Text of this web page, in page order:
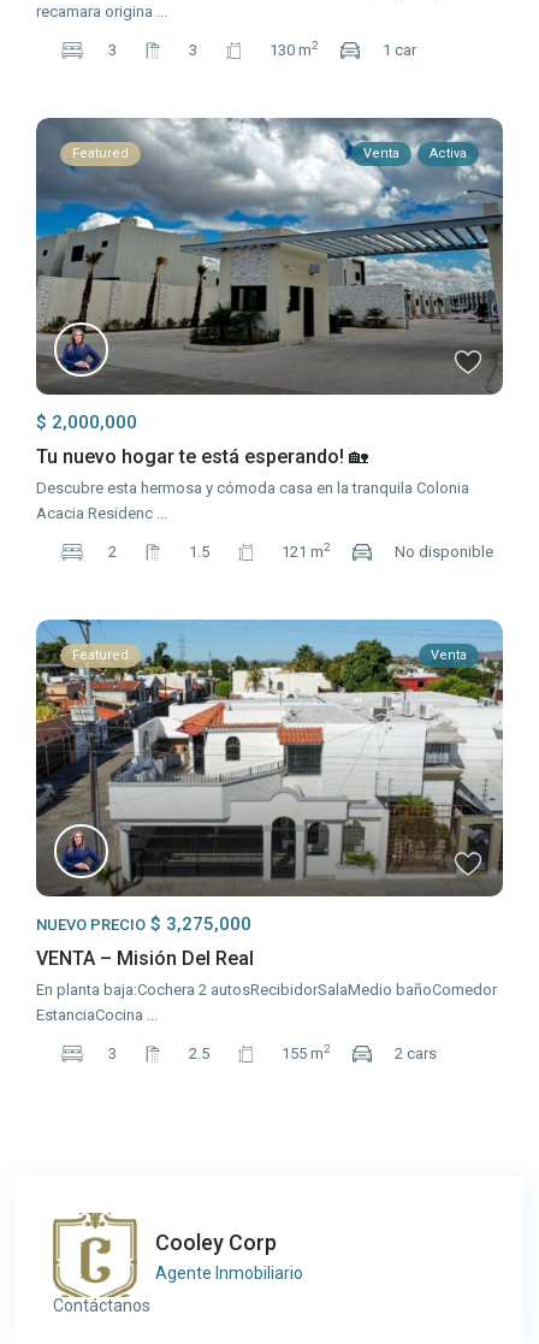
recamara origina ...
3 3 130 m2 1 car
Featured Venta Activa
$ 2,000,000
Tu nuevo hogar te está esperando! 🏡
Descubre esta hermosa y cómoda casa en la tranquila Colonia
Acacia Residenc ...
2 1.5 121 m2 No disponible
Featured Venta
NUEVO PRECIO $ 3,275,000
VENTA – Misión Del Real
En planta baja:Cochera 2 autosRecibidorSalaMedio bañoComedor
EstanciaCocina ...
3 2.5 155 m2 2 cars
Cooley Corp
Agente Inmobiliario
Contáctanos